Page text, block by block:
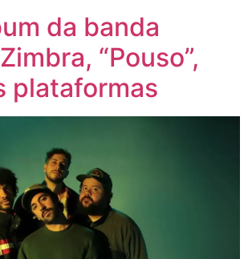
da banda
“Pouso”,
plataformas